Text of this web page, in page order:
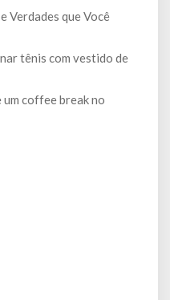
Verdades que Você
tênis com vestido de
um coffee break no